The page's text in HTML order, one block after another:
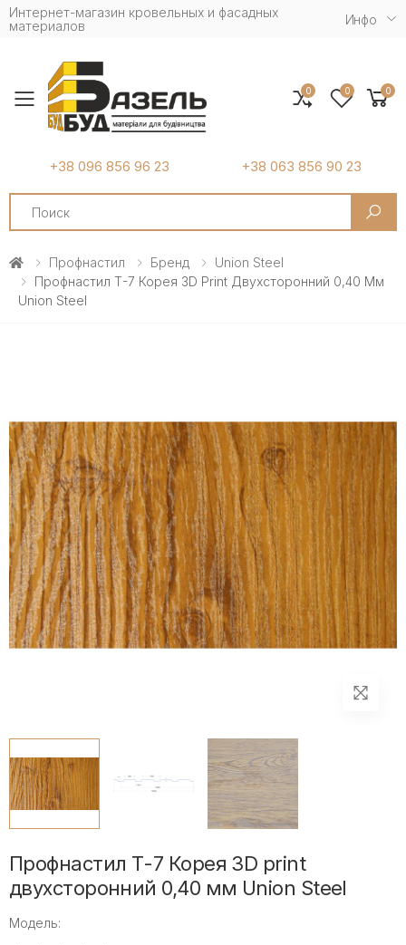
Интернет-магазин кровельных и фасадных
материалов
Инфо
Toggle mobile menu
+38 096 856 96 23 +38 063 856 90 23
Search
0 0 0
Профнастил Бренд
Union Steel
Профнастил Т-7 Корея 3D Print Двухсторонний 0,40 Мм
Union Steel
Профнастил Т-7 Корея 3D print
двухсторонний 0,40 мм Union Steel
Модель: